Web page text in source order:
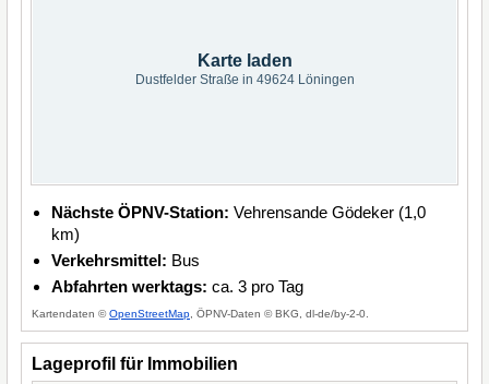
Karte laden
Dustfelder Straße in 49624 Löningen
Nächste ÖPNV-Station: Vehrensande Gödeker (1,0
km)
Verkehrsmittel: Bus
Abfahrten werktags: ca. 3 pro Tag
Kartendaten ©OpenStreetMap , ÖPNV-Daten © BKG, dl-de/by-2-0.
Lageprofil für Immobilien